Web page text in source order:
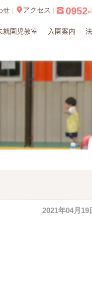
就園児教室 入園案内
せ | アクセス |  0952-
2021年04月19